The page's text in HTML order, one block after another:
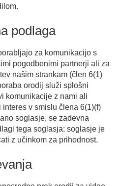
podlaga
za komunikacijo s
pogodbenimi partnerji ali za
našim strankam (člen 6(1)
orodij služi splošni
komunikacije z nami ali
v smislu člena 6(1)(f)
soglasje, se zadevna
tega soglasja; soglasje je
z učinkom za prihodnost.